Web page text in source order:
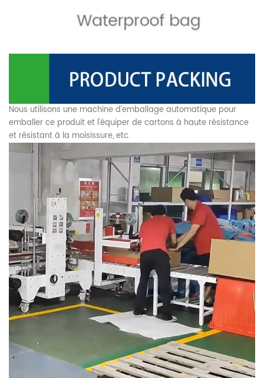
Nous utilisons une machine d'emballage automatique pour
emballer ce produit et l'équiper de cartons à haute résistance
et résistant à la moisissure, etc.